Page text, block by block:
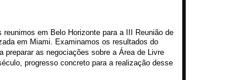
em Belo Horizonte para a III Reunião de
em Miami. Examinamos os resultados do
as negociações sobre a Área de Livre
progresso concreto para a realização desse